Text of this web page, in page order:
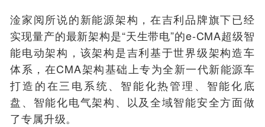
淦家阅所说的新能源架构，在吉利品牌旗下已经
实现量产的最新架构是“天生带电”的e-CMA超级智
能电动架构，该架构是吉利基于世界级架构造车
体系，在CMA架构基础上专为全新一代新能源车
打造的在三电系统、智能化热管理、智能化底
盘、智能化电气架构、以及全域智能安全方面做
了专属升级。